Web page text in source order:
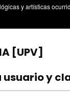
y artísticas